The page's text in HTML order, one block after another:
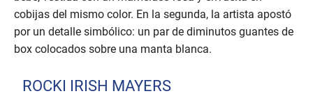
cobijas del mismo color. En la segunda, la artista apostó
por un detalle simbólico: un par de diminutos guantes de
box colocados sobre una manta blanca.
ROCKI IRISH MAYERS